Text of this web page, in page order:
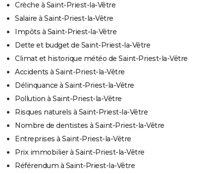
Crèche à Saint-Priest-la-Vêtre
Salaire à Saint-Priest-la-Vêtre
Impôts à Saint-Priest-la-Vêtre
Dette et budget de Saint-Priest-la-Vêtre
Climat et historique météo de Saint-Priest-la-Vêtre
Accidents à Saint-Priest-la-Vêtre
Délinquance à Saint-Priest-la-Vêtre
Pollution à Saint-Priest-la-Vêtre
Risques naturels à Saint-Priest-la-Vêtre
Nombre de dentistes à Saint-Priest-la-Vêtre
Entreprises à Saint-Priest-la-Vêtre
Prix immobilier à Saint-Priest-la-Vêtre
Référendum à Saint-Priest-la-Vêtre